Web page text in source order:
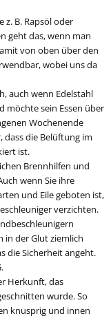
B. Rapsöl oder
geht das, wenn man
von oben über den
wobei uns da
auch wenn Edelstahl
möchte sein Essen über
Wochenende
dass die Belüftung im
ist.
Brennhilfen und
wenn Sie ihre
und Eile geboten ist,
verzichten.
in der Glut ziemlich
die Sicherheit angeht.
Herkunft, das
wurde. So
knusprig und innen